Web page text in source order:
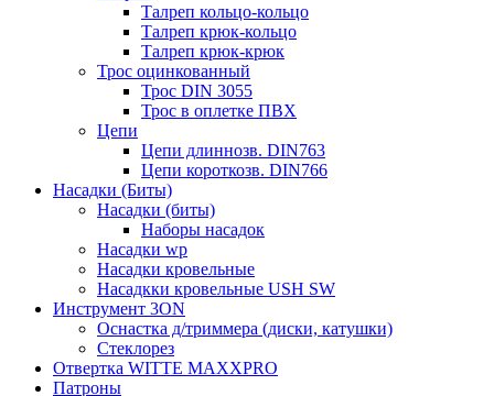
Талреп кольцо-кольцо
Талреп крюк-кольцо
Талреп крюк-крюк
Трос оцинкованный
Трос DIN 3055
Трос в оплетке ПВХ
Цепи
Цепи длиннозв. DIN763
Цепи короткозв. DIN766
Насадки (Биты)
Насадки (биты)
Наборы насадок
Насадки wp
Насадки кровельные
Насадкки кровельные USH SW
Инструмент 3ON
Оснастка д/триммера (диски, катушки)
Стеклорез
Отвертка WITTE MAXXPRO
Патроны